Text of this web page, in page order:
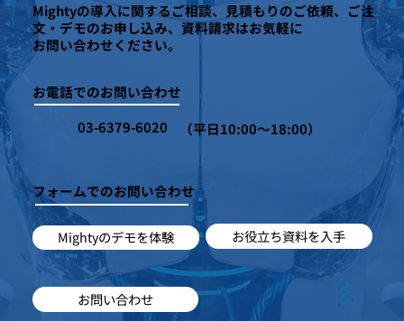
Mightyの導入に関するご相談、見積もりのご依頼、ご注
文・デモのお申し込み、資料請求はお気軽に
お問い合わせください。
お電話でのお問い合わせ
03-6379-6020
（平日10:00～18:00）
フォームでのお問い合わせ
Mightyのデモを体験 お役立ち資料を入手
お問い合わせ